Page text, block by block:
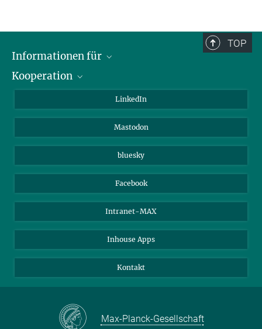
TOP
Informationen für
Journalisten
Kooperation
Max-Planck-Gesellschaft
Beutenberg Campus e.V.
LinkedIn
Mastodon
bluesky
Facebook
Intranet-MAX
Inhouse Apps
Kontakt
Max-Planck-Gesellschaft